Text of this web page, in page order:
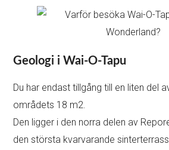
Geologi i Wai-O-Tapu
Du har endast tillgång till en liten del
områdets 18 m2.
Den ligger i den norra delen av
den största kvarvarande